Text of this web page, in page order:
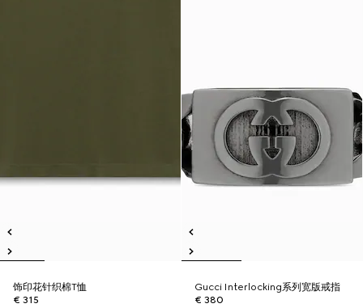
饰印花针织棉T恤
€ 315
Gucci Interlocking系列宽版戒指
€ 380